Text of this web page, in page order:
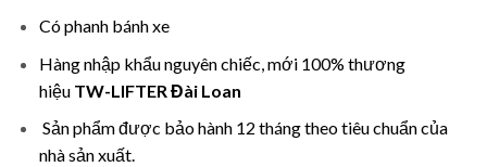
Có phanh bánh xe
Hàng nhập khẩu nguyên chiếc, mới 100% thương
hiệu TW-LIFTER Đài Loan
Sản phẩm được bảo hành 12 tháng theo tiêu chuẩn của
nhà sản xuất.